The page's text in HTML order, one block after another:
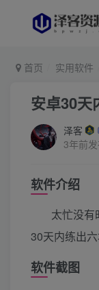
首页 实用软件
安卓30天
泽客
3年前
软件介绍
太忙没有
30天内练出
软件截图